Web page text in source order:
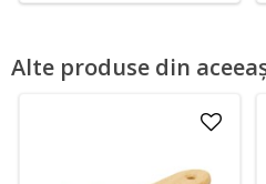
Alte produse din